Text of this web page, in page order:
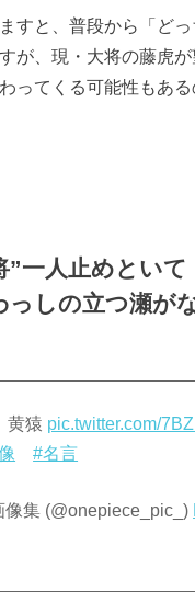
すと、普段から「ど
が、現・大将の藤虎
ってくる可能性もあ
”一人止めとい
しの立つ瀬がな
猿 pic.twitter.com/
#名言
集 (@onepiece_pic_)